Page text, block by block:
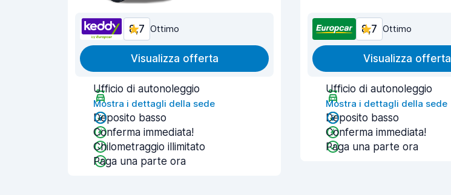
8,7 Ottimo
Visualizza offerta
Ufficio di autonoleggio
Mostra i dettagli della sede
Deposito basso
Conferma immediata!
Chilometraggio illimitato
Paga una parte ora
8,7 Ottimo
Visualizza offerta
Ufficio di autonoleggio
Mostra i dettagli della sede
Deposito basso
Conferma immediata!
Paga una parte ora